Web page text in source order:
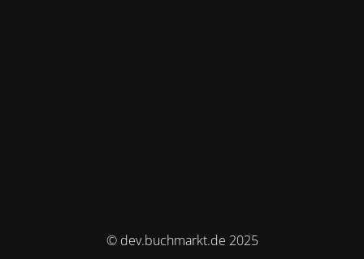
© dev.buchmarkt.de 2025